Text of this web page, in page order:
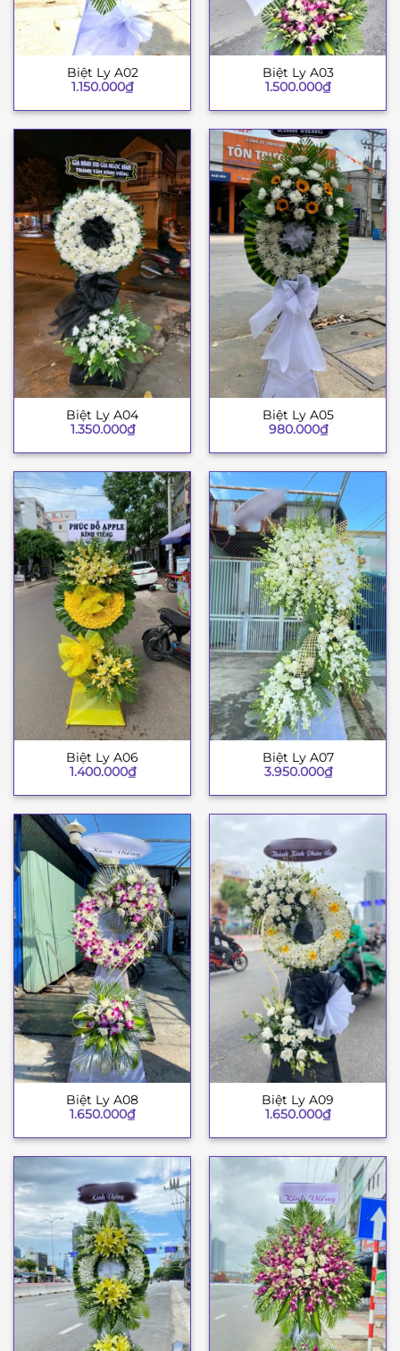
Biệt Ly A02
1.150.000₫
Biệt Ly A03
1.500.000₫
Biệt Ly A04
1.350.000₫
Biệt Ly A05
980.000₫
Biệt Ly A06
1.400.000₫
Biệt Ly A07
3.950.000₫
Biệt Ly A08
1.650.000₫
Biệt Ly A09
1.650.000₫